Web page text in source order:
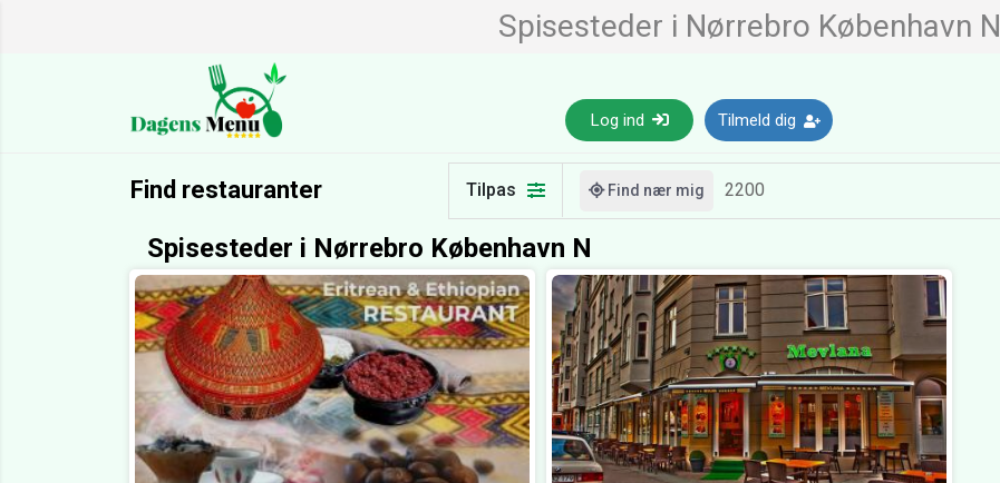
Spisesteder i Nørrebro København N
Log ind Tilmeld dig
Find restauranter Tilpas Find nær mig
Spisesteder i Nørrebro København N